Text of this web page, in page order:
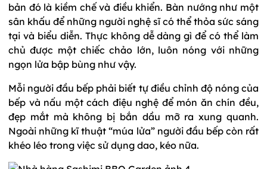
bản đó là kiềm chế và điều khiển. Bàn nướng như một
sân khấu để những người nghệ sĩ có thể thỏa sức sáng
tại và biểu diễn. Thực không dễ dàng gì để có thể làm
chủ được một chiếc chảo lớn, luôn nóng với những
ngọn lửa bập bùng như vậy.
Mỗi người đầu bếp phải biết tự điều chỉnh độ nóng của
bếp và nấu một cách điệu nghệ để món ăn chín đều,
đẹp mắt mà không bị bắn dầu mỡ ra xung quanh.
Ngoài những kĩ thuật “múa lửa” người đầu bếp còn rất
khéo léo trong việc sử dụng dao, kéo nữa.